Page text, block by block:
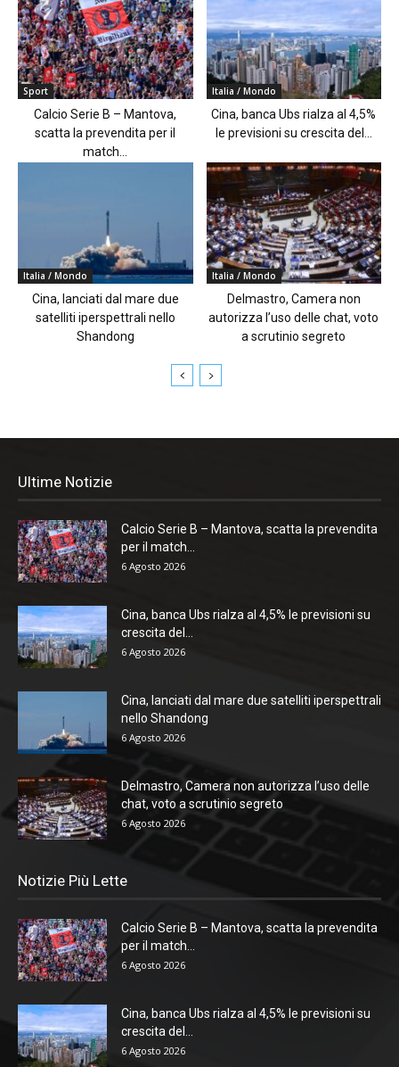
Sport
Calcio Serie B – Mantova,
scatta la prevendita per il
match...
Italia / Mondo
Cina, banca Ubs rialza al 4,5%
le previsioni su crescita del...
Italia / Mondo
Cina, lanciati dal mare due
satelliti iperspettrali nello
Shandong
Italia / Mondo
Delmastro, Camera non
autorizza l’uso delle chat, voto
a scrutinio segreto
Ultime Notizie
Calcio Serie B – Mantova, scatta la prevendita
per il match...
6 Agosto 2026
Cina, banca Ubs rialza al 4,5% le previsioni su
crescita del...
6 Agosto 2026
Cina, lanciati dal mare due satelliti iperspettrali
nello Shandong
6 Agosto 2026
Delmastro, Camera non autorizza l’uso delle
chat, voto a scrutinio segreto
6 Agosto 2026
Notizie Più Lette
Calcio Serie B – Mantova, scatta la prevendita
per il match...
6 Agosto 2026
Cina, banca Ubs rialza al 4,5% le previsioni su
crescita del...
6 Agosto 2026